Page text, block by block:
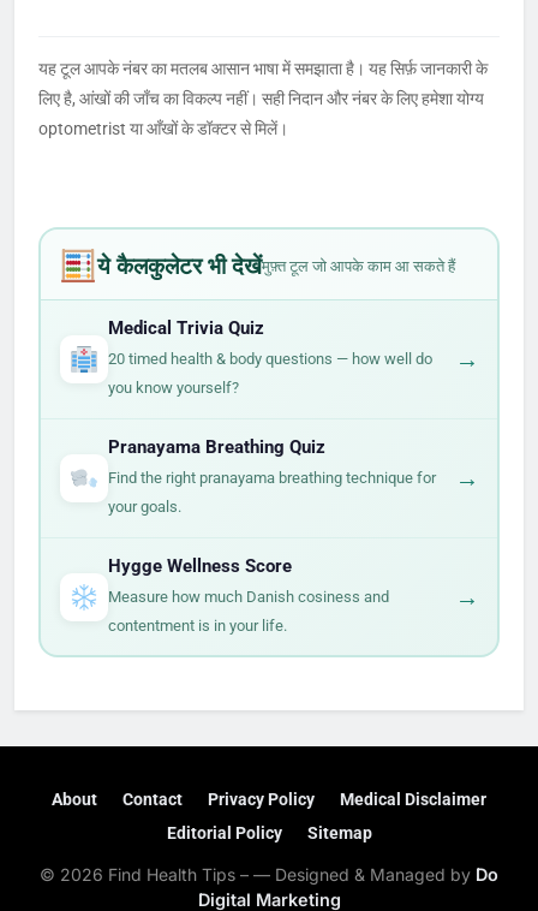
यह टूल आपके नंबर का मतलब आसान भाषा में समझाता है। यह सिर्फ़ जानकारी के
लिए है, आंखों की जाँच का विकल्प नहीं। सही निदान और नंबर के लिए हमेशा योग्य
optometrist या आँखों के डॉक्टर से मिलें।
ये कैलकुलेटर भी देखेंमुफ़्त टूल जो आपके काम आ सकते हैं
Medical Trivia Quiz
20 timed health & body questions — how well do
you know yourself?
→
Pranayama Breathing Quiz
Find the right pranayama breathing technique for
your goals.
→
Hygge Wellness Score
Measure how much Danish cosiness and
contentment is in your life.
→
About Contact Privacy Policy
Medical Disclaimer
Editorial Policy
Sitemap
© 2026 Find Health Tips – — Designed & Managed by Do
Digital Marketing